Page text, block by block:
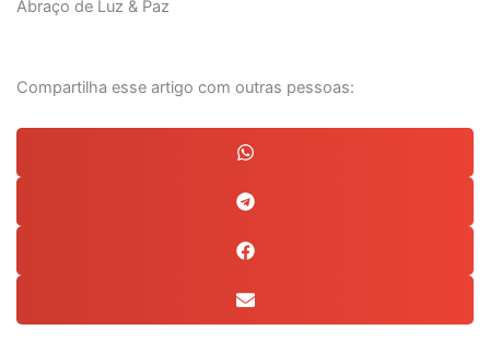
Abraço de Luz & Paz
Compartilha esse artigo com outras pessoas: